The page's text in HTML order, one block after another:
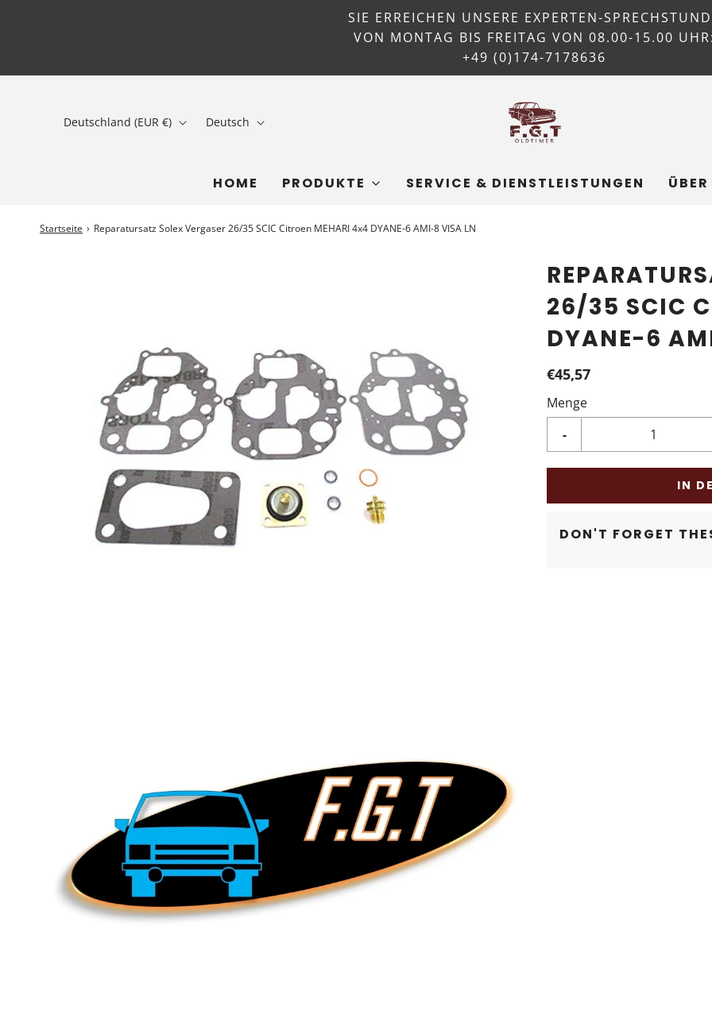
SIE ERREICHEN UNSERE EXPERTEN-
VON MONTAG BIS FREITAG VON 08.00-15.00 UHR:
+49 (0)174-7178636
Deutschland (EUR €) Deutsch
HOME PRODUKTE SERVICE & DIENSTLEISTUNGEN
Startseite › Reparatursatz Solex Vergaser 26/35 SCIC Citroen MEHARI 4x4 DYANE-6 AMI-8 VISA LN
26/35 SCIC
DYANE-6
€45,57
Menge
-
IN
DON'T FORGET